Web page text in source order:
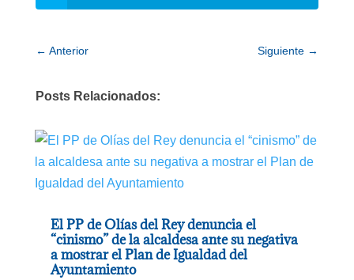
← Anterior Siguiente →
Posts Relacionados:
El PP de Olías del Rey denuncia el
“cinismo” de la alcaldesa ante su negativa
a mostrar el Plan de Igualdad del
Ayuntamiento